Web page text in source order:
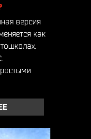
версия
как